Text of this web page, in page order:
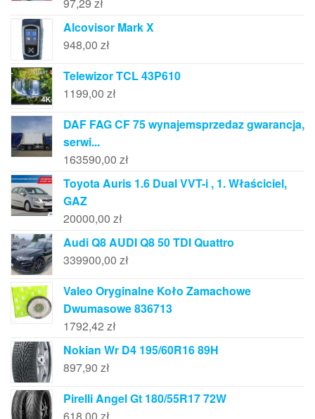
97,29 zł
Alcovisor Mark X
948,00 zł
Telewizor TCL 43P610
1199,00 zł
DAF FAG CF 75 wynajemsprzedaz gwarancja,
serwi...
163590,00 zł
Toyota Auris 1.6 Dual VVT-i , 1. Właściciel,
GAZ
20000,00 zł
Audi Q8 AUDI Q8 50 TDI Quattro
339900,00 zł
Valeo Oryginalne Koło Zamachowe
Dwumasowe 836713
1792,42 zł
Nokian Wr D4 195/60R16 89H
897,90 zł
Pirelli Angel Gt 180/55R17 72W